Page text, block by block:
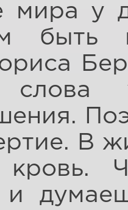
мира у
быть
В
кровь.
и